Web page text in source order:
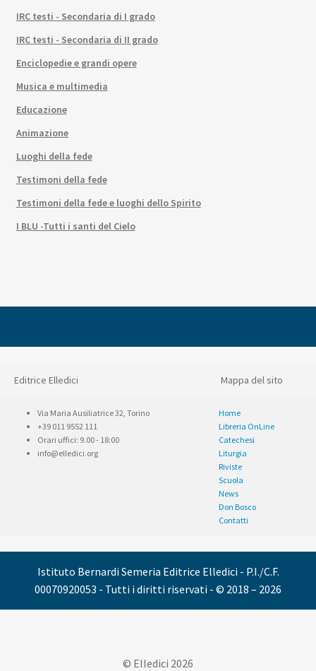
IRC testi - Secondaria di I grado
IRC testi - Secondaria di II grado
Enciclopedie e grandi opere
Musica e multimedia
Educazione
Animazione
Luoghi della fede
Testimoni della fede
Testimoni della fede e luoghi dello Spirito
I BLU -Tutti i santi del Cielo
Editrice Elledici Mappa del sito
Via Maria Ausiliatrice 32, Torino
+39 011 9552 111
Orari uffici: 9.00 - 18:00
info@elledici.org
Home
Libreria OnLine
Catechesi
Liturgia
Riviste
Scuola
News
Don Bosco
Contatti
Istituto Bernardi Semeria Editrice Elledici - P.I./C.F.
00070920053 - Tutti i diritti riservati - © 2018 – 2026
© Elledici 2026